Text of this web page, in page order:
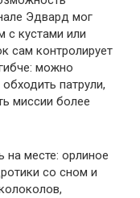
Эдвард мог
с кустами или
сам контролирует
можно
патрули,
миссии более
на месте: орлиное
со сном и